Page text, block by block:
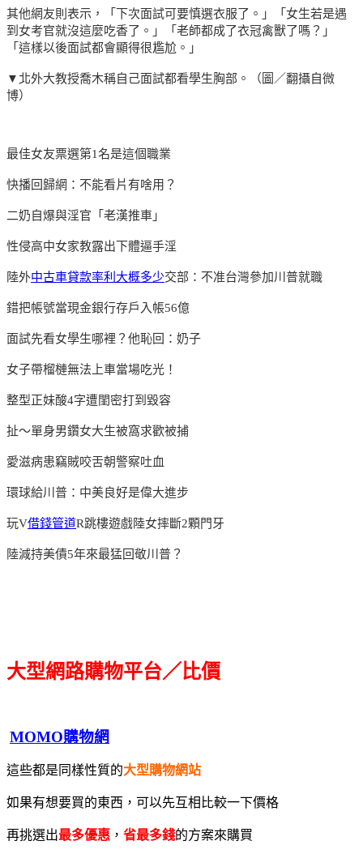
其他網友則表示，「下次面試可要慎選衣服了。」「女生若是遇
到女考官就沒這麼吃香了。」「老師都成了衣冠禽獸了嗎？」
「這樣以後面試都會顯得很尷尬。」
▼北外大教授喬木稱自己面試都看學生胸部。（圖／翻攝自微
博）
最佳女友票選第1名是這個職業
快播回歸網：不能看片有啥用？
二奶自爆與淫官「老漢推車」
性侵高中女家教露出下體逼手淫
陸外中古車貸款率利大概多少交部：不准台灣參加川普就職
錯把帳號當現金銀行存戶入帳56億
面試先看女學生哪裡？他恥回：奶子
女子帶榴槤無法上車當場吃光！
整型正妹酸4字遭閨密打到毀容
扯～單身男鑽女大生被窩求歡被捕
愛滋病患竊賊咬舌朝警察吐血
環球給川普：中美良好是偉大進步
玩V借錢管道R跳樓遊戲陸女摔斷2顆門牙
陸減持美債5年來最猛回敬川普？
大型網路購物平台／比價
MOMO購物網
這些都是同樣性質的大型購物網站
如果有想要買的東西，可以先互相比較一下價格
再挑選出最多優惠 ， 省最多錢的方案來購買